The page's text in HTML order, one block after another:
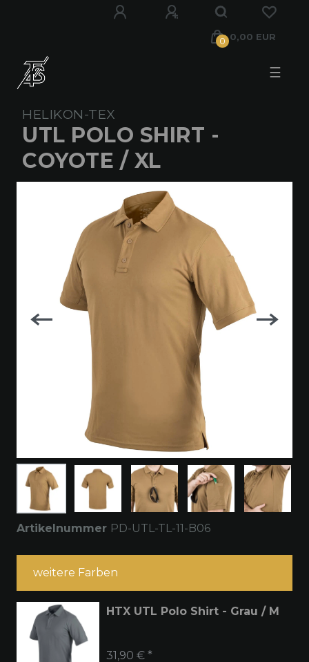
0 0,00 EUR
☰
HELIKON-TEX
UTL POLO SHIRT -
COYOTE / XL
Artikelnummer PD-UTL-TL-11-B06
weitere Farben
HTX UTL Polo Shirt - Grau / M
31,90 € *